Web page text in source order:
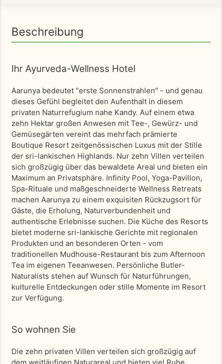
Beschreibung
Ihr Ayurveda-Wellness Hotel
Aarunya bedeutet "erste Sonnenstrahlen" - und genau
dieses Gefühl begleitet den Aufenthalt in diesem
privaten Naturrefugium nahe Kandy. Auf einem etwa
zehn Hektar großen Anwesen mit Tee-, Gewürz- und
Gemüsegärten vereint das mehrfach prämierte
Boutique Resort zeitgenössischen Luxus mit der Stille
der sri-lankischen Highlands. Nur zehn Villen verteilen
sich großzügig über das bewaldete Areal und bieten ein
Maximum an Privatsphäre. Infinity Pool, Yoga-Pavillon,
Spa-Rituale und maßgeschneiderte Wellness Retreats
machen Aarunya zu einem exquisiten Rückzugsort für
Gäste, die Erholung, Naturverbundenheit und
authentische Erlebnisse suchen. Die Küche des Resorts
bietet moderne sri-lankische Gerichte mit regionalen
Produkten und an besonderen Orten - vom
traditionellen Mudhouse-Restaurant bis zum Afternoon
Tea im eigenen Teeanwesen. Persönliche Butler-
Naturalists stehen auf Wunsch für Naturführungen,
kulturelle Entdeckungen oder stille Momente im Resort
zur Verfügung.
So wohnen Sie
Die zehn privaten Villen verteilen sich großzügig auf